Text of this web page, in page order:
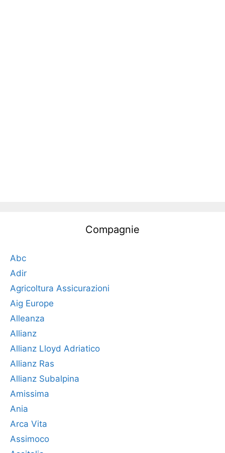
Compagnie
Abc
Adir
Agricoltura Assicurazioni
Aig Europe
Alleanza
Allianz
Allianz Lloyd Adriatico
Allianz Ras
Allianz Subalpina
Amissima
Ania
Arca Vita
Assimoco